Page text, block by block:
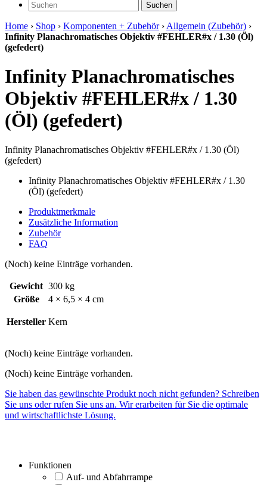
Suchen
Home › Shop › Komponenten + Zubehör› Allgemein (Zubehör) ›
Infinity Planachromatisches Objektiv #FEHLER#x / 1.30 (Öl)
(gefedert)
Infinity Planachromatisches
Objektiv #FEHLER#x / 1.30
(Öl) (gefedert)
Infinity Planachromatisches Objektiv #FEHLER#x / 1.30 (Öl)
(gefedert)
Infinity Planachromatisches Objektiv #FEHLER#x / 1.30
(Öl) (gefedert)
Produktmerkmale
Zusätzliche Information
Zubehör
FAQ
(Noch) keine Einträge vorhanden.
Gewicht 300 kg
Größe
4 × 6,5 × 4 cm
Hersteller Kern
(Noch) keine Einträge vorhanden.
(Noch) keine Einträge vorhanden.
Sie haben das gewünschte Produkt noch nicht gefunden? Schreiben
Sie uns oder rufen Sie uns an. Wir erarbeiten für Sie die optimale
und wirtschaftlichste Lösung.
Funktionen
Auf- und Abfahrrampe